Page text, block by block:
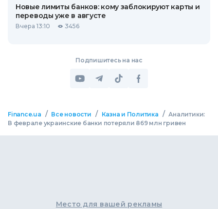
Новые лимиты банков: кому заблокируют карты и
переводы уже в августе
Вчера 13:10 3456
Подпишитесь на нас
Finance.ua / Все новости / Казна и Политика / Аналитики:
В феврале украинские банки потеряли 869 млн гривен
Место для вашей рекламы